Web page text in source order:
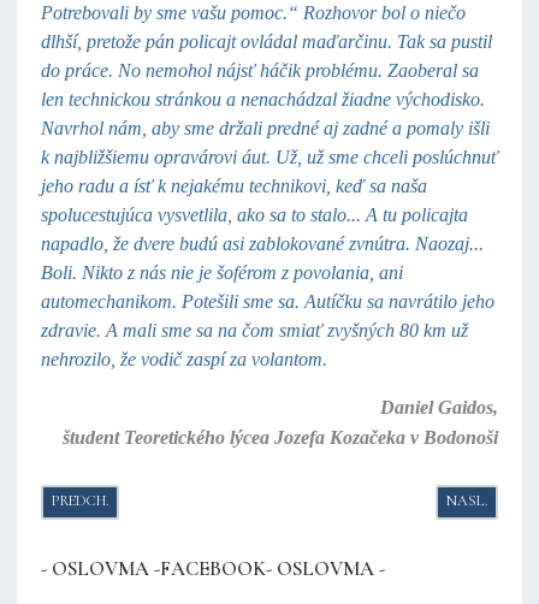
Potrebovali by sme vašu pomoc.“ Rozhovor bol o niečo
dlhší, pretože pán policajt ovládal maďarčinu. Tak sa pustil
do práce. No nemohol nájsť háčik problému. Zaoberal sa
len technickou stránkou a nenachádzal žiadne východisko.
Navrhol nám, aby sme držali predné aj zadné a pomaly išli
k najbližšiemu opravárovi áut. Už, už sme chceli poslúchnuť
jeho radu a ísť k nejakému technikovi, keď sa naša
spolucestujúca vysvetlila, ako sa to stalo... A tu policajta
napadlo, že dvere budú asi zablokované zvnútra. Naozaj...
Boli. Nikto z nás nie je šoférom z povolania, ani
automechanikom. Potešili sme sa. Autíčku sa navrátilo jeho
zdravie. A mali sme sa na čom smiať zvyšných 80 km už
nehrozilo, že vodič zaspí za volantom.
Daniel Gaidos,
študent Teoretického lýcea Jozefa Kozačeka v Bodonoši
PREDCHÁDZAJÚCI ČLÁNOK: ĽUDOVÍT MARKUŠOVSKÝ NA
PREDCH. NASL.
- OSLOVMA -FACEBOOK- OSLOVMA -